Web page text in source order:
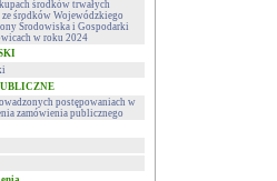
środków trwałych
środków Wojewódzkiego
Środowiska i Gospodarki
w roku 2024
postępowaniach w
zamówienia publicznego